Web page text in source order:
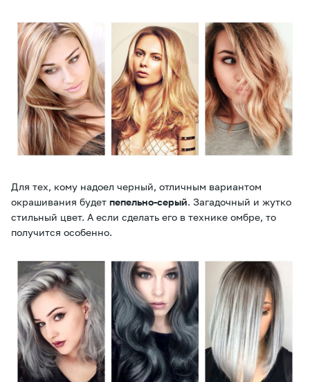
Для тех, кому надоел черный, отличным вариантом
окрашивания будет пепельно-серый. Загадочный и жутко
стильный цвет. А если сделать его в технике омбре, то
получится особенно.